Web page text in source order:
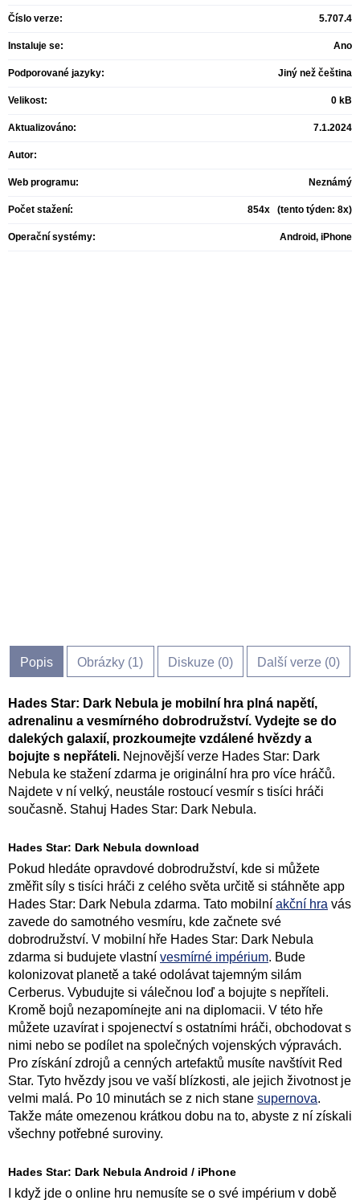
Číslo verze: 5.707.4
Instaluje se: Ano
Podporované jazyky: Jiný než čeština
Velikost: 0 kB
Aktualizováno: 7.1.2024
Autor:
Web programu: Neznámý
Počet stažení: 854x (tento týden: 8x)
Operační systémy: Android, iPhone
Popis Obrázky (1) Diskuze (0) Další verze (0)
Hades Star: Dark Nebula je mobilní hra plná napětí,
adrenalinu a vesmírného dobrodružství. Vydejte se do
dalekých galaxií, prozkoumejte vzdálené hvězdy a
bojujte s nepřáteli. Nejnovější verze Hades Star: Dark
Nebula ke stažení zdarma je originální hra pro více hráčů.
Najdete v ní velký, neustále rostoucí vesmír s tisíci hráči
současně. Stahuj Hades Star: Dark Nebula.
Hades Star: Dark Nebula download
Pokud hledáte opravdové dobrodružství, kde si můžete
změřit síly s tisíci hráči z celého světa určitě si stáhněte app
Hades Star: Dark Nebula zdarma. Tato mobilní akční hra vás
zavede do samotného vesmíru, kde začnete své
dobrodružství. V mobilní hře Hades Star: Dark Nebula
zdarma si budujete vlastní vesmírné impérium. Bude
kolonizovat planetě a také odolávat tajemným silám
Cerberus. Vybudujte si válečnou loď a bojujte s nepříteli.
Kromě bojů nezapomínejte ani na diplomacii. V této hře
můžete uzavírat i spojenectví s ostatními hráči, obchodovat s
nimi nebo se podílet na společných vojenských výpravách.
Pro získání zdrojů a cenných artefaktů musíte navštívit Red
Star. Tyto hvězdy jsou ve vaší blízkosti, ale jejich životnost je
velmi malá. Po 10 minutách se z nich stane supernova.
Takže máte omezenou krátkou dobu na to, abyste z ní získali
všechny potřebné suroviny.
Hades Star: Dark Nebula Android / iPhone
I když jde o online hru nemusíte se o své impérium v ​​době